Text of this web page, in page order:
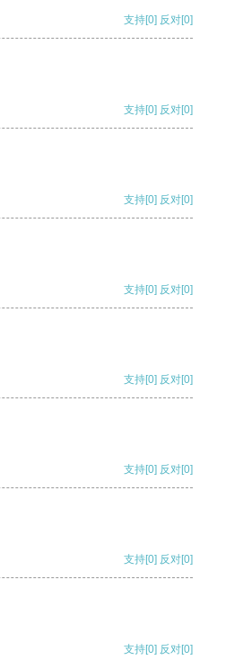
支持[0] 反对[0]
支持[0] 反对[0]
支持[0] 反对[0]
支持[0] 反对[0]
支持[0] 反对[0]
支持[0] 反对[0]
支持[0] 反对[0]
支持[0] 反对[0]